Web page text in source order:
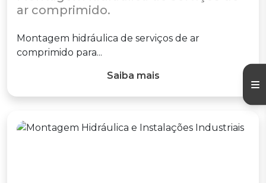
ar comprimido.
Montagem hidráulica de serviços de ar
comprimido para...
Saiba mais